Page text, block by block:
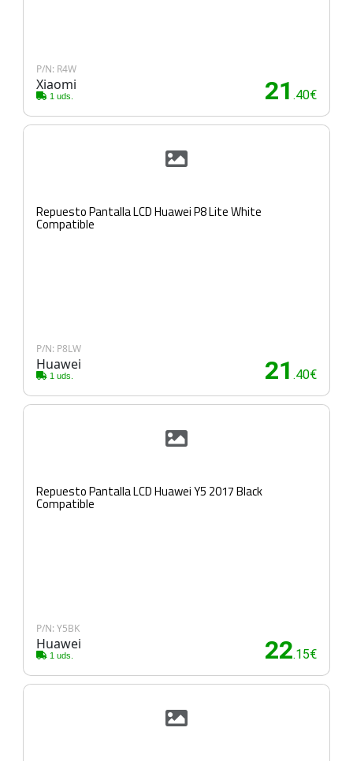
P/N: R4W
Xiaomi
1 uds. 21 .40€
Repuesto Pantalla LCD Huawei P8 Lite White
Compatible
P/N: P8LW
Huawei
1 uds. 21 .40€
Repuesto Pantalla LCD Huawei Y5 2017 Black
Compatible
P/N: Y5BK
Huawei
1 uds. 22.15€